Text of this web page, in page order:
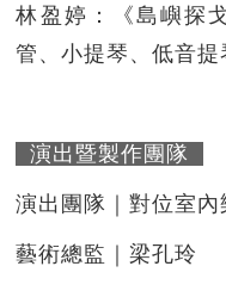
林盈婷：《島嶼探
管、小提琴、低音提
演出暨製作團隊
演出團隊｜對位室內
藝術總監｜梁孔玲